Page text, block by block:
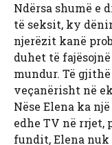
Ndërsa shumë e
të seksit, ky
njerëzit kanë
duhet të
mundur. Të
veçanërisht në
Nëse Elena ka
edhe TV në rrjet,
fundit, Elena nuk